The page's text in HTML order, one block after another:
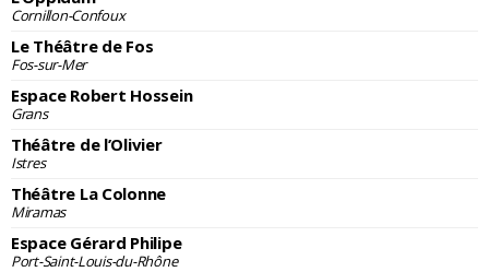
Cornillon-Confoux
Le Théâtre de Fos
Fos-sur-Mer
Espace Robert Hossein
Grans
Théâtre de l’Olivier
Istres
Théâtre La Colonne
Miramas
Espace Gérard Philipe
Port-Saint-Louis-du-Rhône